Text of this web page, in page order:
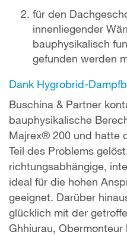
für den
innenliegender
bauphysikalisch
gefunden werden
Dank Hygrobrid-
Buschina & Partner
bauphysikalische
Majrex® 200 und hatte
Teil des Problems
richtungsabhängige,
ideal für die hohen
geeignet. Darüber
glücklich mit der
Ghhiurau,